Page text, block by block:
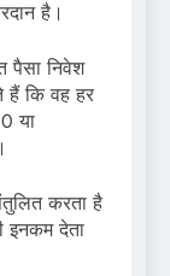
है।
निवेश
हैं कि वह हर
या
करता है
देता